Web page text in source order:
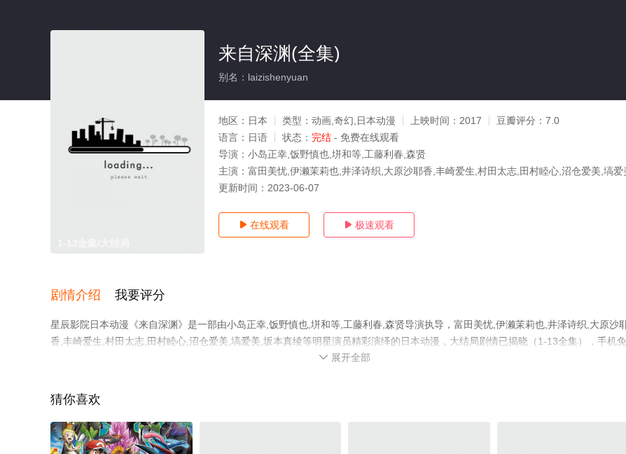
来自深渊(全集)
别名：laizishenyuan
地区： 日本 类型： 动画,奇幻,日本动漫 上映时间： 2017 豆瓣评分： 7.0
语言： 日语 状态： 完结 - 免费在线观看
导演： 小岛正幸,饭野慎也,垪和等,工藤利春,森贤
主演： 富田美忧,伊濑茉莉也,井泽诗织,大原沙耶香,丰崎爱生,村田太志,田村睦心,沼仓爱美,塙
更新时间： 2023-06-07
 在线观看  极速观看
剧情介绍 我要评分
星辰影院日本动漫《来自深渊》是一部由小岛正幸,饭野慎也,垪和等,工藤利春,森贤导演执导，富田美忧,伊濑茉莉也,井泽诗织,大原沙
香,丰崎爱生,村田太志,田村睦心,沼仓爱美,塙爱美,坂本真绫等明星演员精彩演绎的日本动漫，大结局剧情已揭晓（1-13全集），手机
观看高清无删减完整版动漫全集就上星辰电影网，更多剧情信息可移步至豆瓣动漫、电视猫或剧情网等平台了解。
 展开全部
猜你喜欢